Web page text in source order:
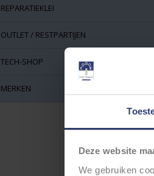
Deze website
We gebruiken
REPARATIEKLEI
OUTLET / RESTPARTIJEN
TECH-SHOP
MERKEN